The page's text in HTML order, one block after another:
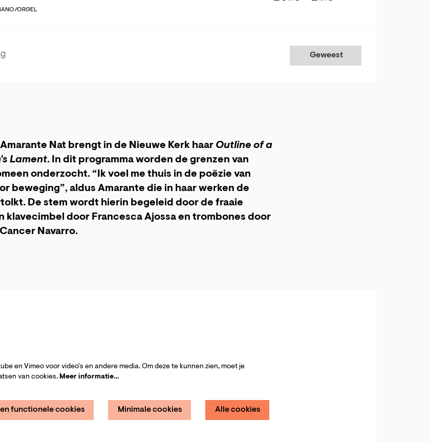
ORGEL
Geweest
Nat brengt in de Nieuwe Kerk haar Outline of a
Lament. In dit programma worden de grenzen van
onderzocht. “Ik voel me thuis in de poëzie van
beweging”, aldus Amarante die in haar werken de
De stem wordt hierin begeleid door de fraaie
klavecimbel door Francesca Ajossa en trombones door
Navarro.
en Vimeo voor video's en andere media. Om deze te kunnen zien, moet je
van cookies. Meer informatie…
functionele cookies Minimale cookies Alle cookies